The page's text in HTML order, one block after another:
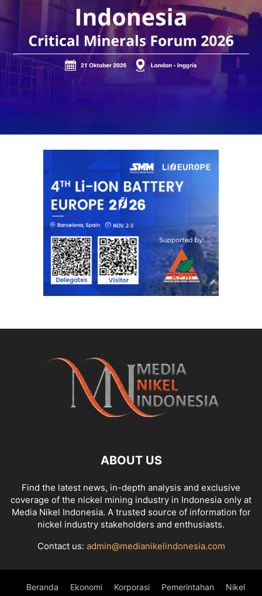
ABOUT US
Find the latest news, in-depth analysis and exclusive
coverage of the nickel mining industry in Indonesia only at
Media Nikel Indonesia. A trusted source of information for
nickel industry stakeholders and enthusiasts.
Contact us: admin@medianikelindonesia.com
Beranda Ekonomi Korporasi Pemerintahan Nikel